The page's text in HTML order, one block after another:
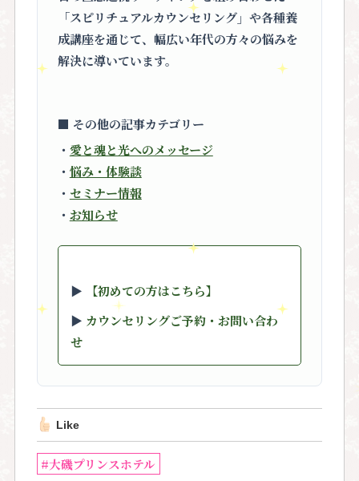
「スピリチュアルカウンセリング」 や各種養
成講座を通じて、幅広い年代の方々の悩みを
解決に導いています。
■ その他の記事カテゴリー
・ 愛と魂と光へのメッセージ
・ 悩み・体験談
・ セミナー情報
・ お知らせ
▶︎
【初めての方はこちら】
▶︎ カウンセリングご予約・お問い合わ
せ
Like
#大磯プリンスホテル